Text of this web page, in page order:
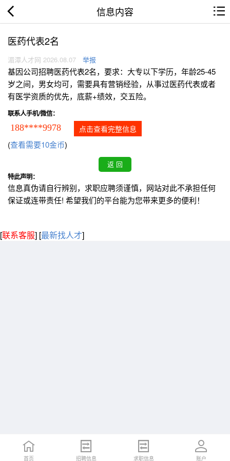
信息内容
医药代表2名
湄潭人才网 2026.08.07 举报
基因公司招聘医药代表2名，要求：大专以下学历，年龄25-45
岁之间，男女均可，需要具有营销经验，从事过医药代表或者
有医学资质的优先，底薪+绩效，交五险。
联系人手机/微信：
188****9978 点击查看完整信息
(查看需要10金币)
特此声明：
信息真伪请自行辨别，求职应聘须谨慎，网站对此不承担任何
保证或连带责任! 希望我们的平台能为您带来更多的便利！
[联系客服] [最新找人才]
首页 招聘信息 求职信息 账户